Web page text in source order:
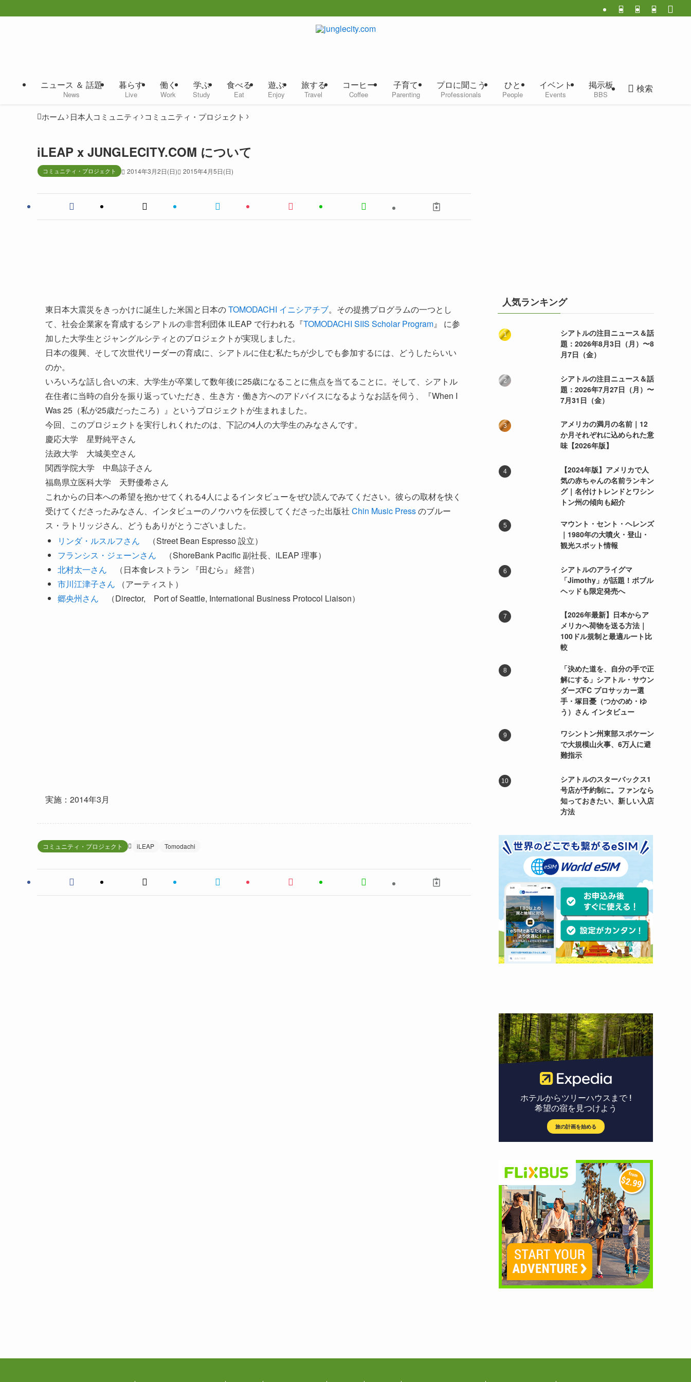
ニュース ＆ 話題
News
暮らす
Live
働く
Work
学ぶ
Study
食べる
Eat
遊ぶ
Enjoy
旅する
Travel
コーヒー
Coffee
子育て
Parenting
プロに聞こう
Professionals
ひと
People
イベント
Events
掲示板
BBS
検索
ホーム 日本人コミュニティ コミュニティ・プロジェクト
iLEAP x JUNGLECITY.COM について
コミュニティ・プロジェクト 2014年3月2日(日) 2015年4月5日(日)
東日本大震災をきっかけに誕生した米国と日本のTOMODACHI イニシアチブ。その提携プログラムの一つとし
て、社会企業家を育成するシアトルの非営利団体 iLEAP で行われる『TOMODACHI SIIS Scholar Program』 に参
加した大学生とジャングルシティとのプロジェクトが実現しました。
日本の復興、そして次世代リーダーの育成に、シアトルに住む私たちが少しでも参加するには、どうしたらいい
のか。
いろいろな話し合いの末、大学生が卒業して数年後に25歳になることに焦点を当てることに。そして、シアトル
在住者に当時の自分を振り返っていただき、生き方・働き方へのアドバイスになるようなお話を伺う、『When I
Was 25（私が25歳だったころ）』というプロジェクトが生まれました。
今回、このプロジェクトを実行しれくれたのは、下記の4人の大学生のみなさんです。
慶応大学 星野純平さん
法政大学 大城美空さん
関西学院大学 中島諒子さん
福島県立医科大学 天野優希さん
これからの日本への希望を抱かせてくれる4人によるインタビューをぜひ読んでみてください。彼らの取材を快く
受けてくださったみなさん、インタビューのノウハウを伝授してくださった出版社 Chin Music Pressのブルー
ス・ラトリッジさん、どうもありがとうございました。
リンダ・ルスルフさん （Street Bean Espresso 設立）
フランシス・ジェーンさん （ShoreBank Pacific 副社長、iLEAP 理事）
北村太一さん （日本食レストラン 『田むら』 経営）
市川江津子さん （アーティスト）
郷央州さん （Director, Port of Seattle, International Business Protocol Liaison）
実施：2014年3月
コミュニティ・プロジェクト iLEAP Tomodachi
人気ランキング
シアトルの注目ニュース＆話
題：2026年8月3日（月）〜8
月7日（金）
シアトルの注目ニュース＆話
題：2026年7月27日（月）〜
7月31日（金）
アメリカの満月の名前｜12
か月それぞれに込められた意
味【2026年版】
【2024年版】アメリカで人
気の赤ちゃんの名前ランキン
グ｜名付けトレンドとワシン
トン州の傾向も紹介
マウント・セント・ヘレンズ
｜1980年の大噴火・登山・
観光スポット情報
シアトルのアライグマ
「Jimothy」が話題！ボブル
ヘッドも限定発売へ
【2026年最新】日本からア
メリカへ荷物を送る方法｜
100ドル規制と最適ルート比
較
「決めた道を、自分の手で正
解にする」シアトル・サウン
ダーズFC プロサッカー選
手・塚目憂（つかのめ・ゆ
う）さん インタビュー
ワシントン州東部スポケーン
で大規模山火事、6万人に避
難指示
シアトルのスターバックス1
号店が予約制に。ファンなら
知っておきたい、新しい入店
方法